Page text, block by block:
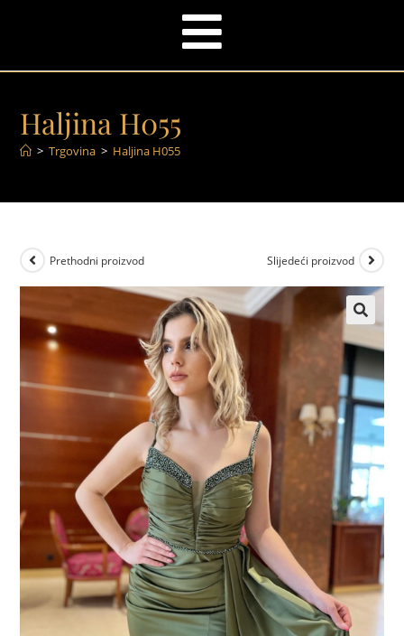
Haljina H055
> Trgovina > Haljina H055
Prethodni proizvod Slijedeći proizvod